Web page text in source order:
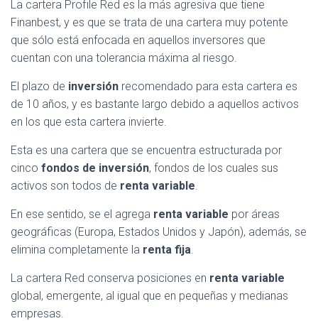
La cartera Profile Red es la más agresiva que tiene
Finanbest, y es que se trata de una cartera muy potente
que sólo está enfocada en aquellos inversores que
cuentan con una tolerancia máxima al riesgo.
El plazo de inversión recomendado para esta cartera es
de 10 años, y es bastante largo debido a aquellos activos
en los que esta cartera invierte.
Esta es una cartera que se encuentra estructurada por
cinco fondos de inversión, fondos de los cuales sus
activos son todos de renta variable.
En ese sentido, se el agrega renta variable por áreas
geográficas (Europa, Estados Unidos y Japón), además, se
elimina completamente la renta fija.
La cartera Red conserva posiciones en renta variable
global, emergente, al igual que en pequeñas y medianas
empresas.